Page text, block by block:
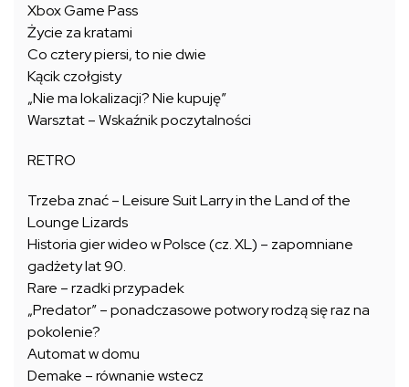
Xbox Game Pass
Życie za kratami
Co cztery piersi, to nie dwie
Kącik czołgisty
„Nie ma lokalizacji? Nie kupuję”
Warsztat – Wskaźnik poczytalności
RETRO
Trzeba znać – Leisure Suit Larry in the Land of the
Lounge Lizards
Historia gier wideo w Polsce (cz. XL) – zapomniane
gadżety lat 90.
Rare – rzadki przypadek
„Predator” – ponadczasowe potwory rodzą się raz na
pokolenie?
Automat w domu
Demake – równanie wstecz